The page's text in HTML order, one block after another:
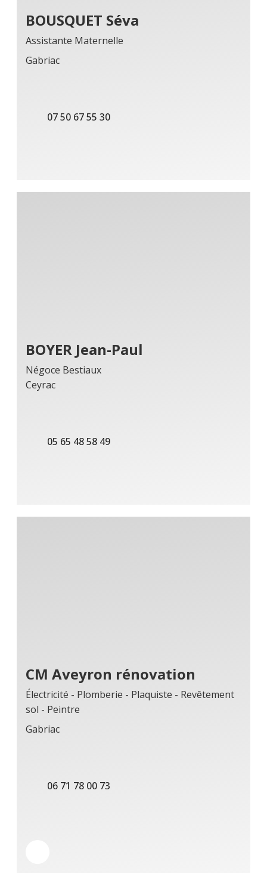
BOUSQUET Séva
Assistante Maternelle
Gabriac
07 50 67 55 30
BOYER Jean-Paul
Négoce Bestiaux
Ceyrac
05 65 48 58 49
CM Aveyron rénovation
Électricité - Plomberie - Plaquiste - Revêtement
sol - Peintre
Gabriac
06 71 78 00 73